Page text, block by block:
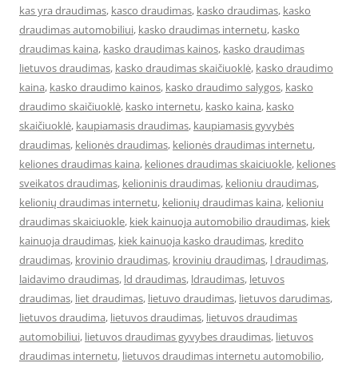
kas yra draudimas, kasco draudimas, kasko draudimas, kasko
draudimas automobiliui, kasko draudimas internetu, kasko
draudimas kaina, kasko draudimas kainos, kasko draudimas
lietuvos draudimas, kasko draudimas skaičiuoklė, kasko draudimo
kaina, kasko draudimo kainos, kasko draudimo salygos, kasko
draudimo skaičiuoklė, kasko internetu, kasko kaina, kasko
skaičiuoklė, kaupiamasis draudimas, kaupiamasis gyvybės
draudimas, kelionės draudimas, kelionės draudimas internetu,
keliones draudimas kaina, keliones draudimas skaiciuokle, keliones
sveikatos draudimas, kelioninis draudimas, kelioniu draudimas,
kelionių draudimas internetu, kelionių draudimas kaina, kelioniu
draudimas skaiciuokle, kiek kainuoja automobilio draudimas, kiek
kainuoja draudimas, kiek kainuoja kasko draudimas, kredito
draudimas, krovinio draudimas, kroviniu draudimas, l draudimas,
laidavimo draudimas, ld draudimas, ldraudimas, letuvos
draudimas, liet draudimas, lietuvo draudimas, lietuvos darudimas,
lietuvos draudima, lietuvos draudimas, lietuvos draudimas
automobiliui, lietuvos draudimas gyvybes draudimas, lietuvos
draudimas internetu, lietuvos draudimas internetu automobilio,